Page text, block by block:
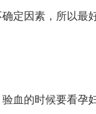
定因素，所以最
的时候要看孕